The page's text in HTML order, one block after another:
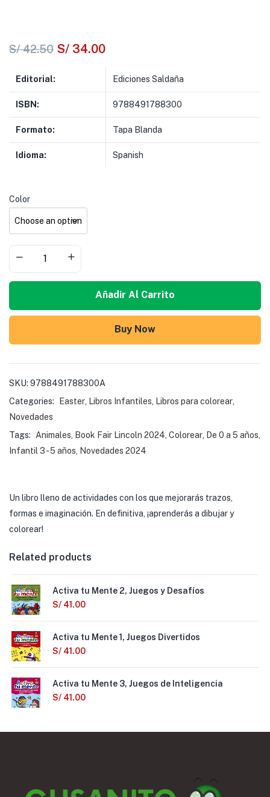
S/42.50 S/ 34.00
Editorial: Ediciones Saldaña
ISBN: 9788491788300
Formato: Tapa Blanda
Idioma: Spanish
Color
Añadir Al Carrito
Buy Now
SKU: 9788491788300A
Categories:
Easter Libros Infantiles Libros para colorear
Novedades
Tags:
Animales Book Fair Lincoln 2024 Colorear De 0 a 5 años
Infantil 3 - 5 años
Novedades 2024
Un libro lleno de actividades con los que mejorarás trazos,
formas e imaginación. En definitiva, ¡aprenderás a dibujar y
colorear!
Related products
Activa tu Mente 2, Juegos y Desafíos
S/ 41.00
Activa tu Mente 1, Juegos Divertidos
S/ 41.00
Activa tu Mente 3, Juegos de Inteligencia
S/ 41.00